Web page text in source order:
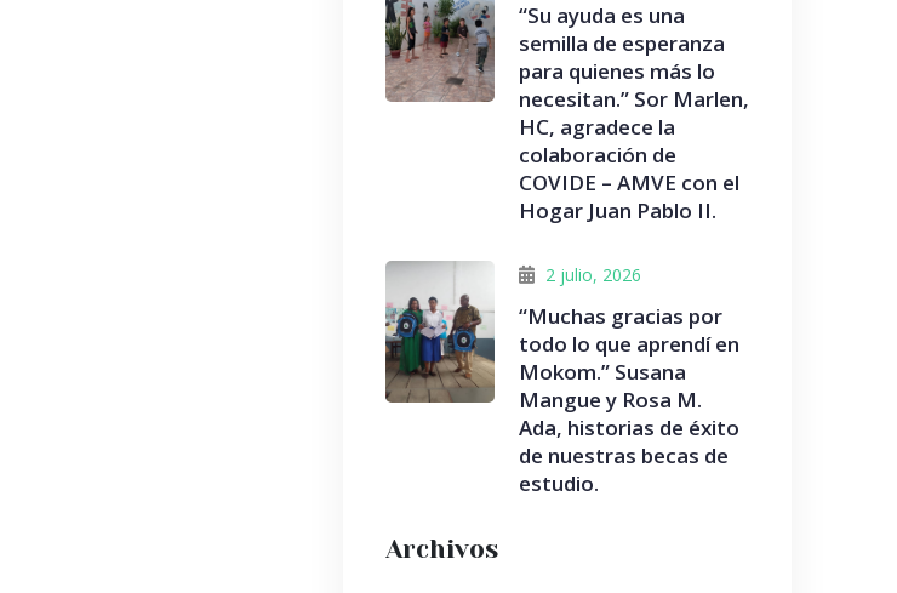
“Su ayuda es una
semilla de esperanza
para quienes más lo
necesitan.” Sor Marlen,
HC, agradece la
colaboración de
COVIDE – AMVE con el
Hogar Juan Pablo II.
2 julio, 2026
“Muchas gracias por
todo lo que aprendí en
Mokom.” Susana
Mangue y Rosa M.
Ada, historias de éxito
de nuestras becas de
estudio.
Archivos